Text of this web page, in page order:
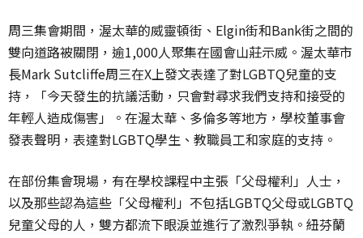
周三集會期間，渥太華的威靈頓街、Elgin街和Bank街之間的
雙向道路被關閉，逾1,000人聚集在國會山莊示威。渥太華市
長Mark Sutcliffe周三在X上發文表達了對LGBTQ兒童的支
持，「今天發生的抗議活動，只會對尋求我們支持和接受的
年輕人造成傷害」。在渥太華、多倫多等地方，學校董事會
發表聲明，表達對LGBTQ學生、教職員工和家庭的支持。
在部份集會現場，有在學校課程中主張「父母權利」人士，
以及那些認為這些「父母權利」不包括LGBTQ父母或LGBTQ
兒童父母的人，雙方都流下眼淚並進行了激烈爭執。紐芬蘭